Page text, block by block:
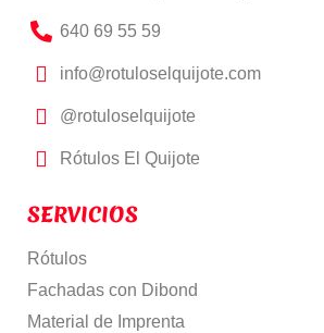
640 69 55 59
info@rotuloselquijote.com
@rotuloselquijote
Rótulos El Quijote
SERVICIOS
Rótulos
Fachadas con Dibond
Material de Imprenta